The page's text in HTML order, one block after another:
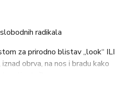
radikala
za prirodno blistav „look“ ILI
obrva, na nos i bradu kako
tim točkama.